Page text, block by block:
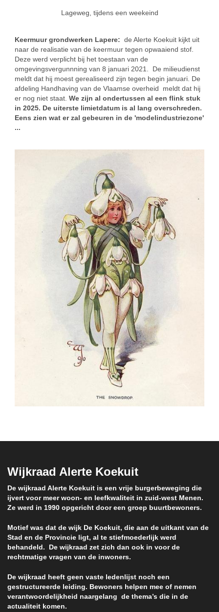
Lageweg, tijdens een weekeind
Keermuur grondwerken Lapere: de Alerte Koekuit kijkt uit
naar de realisatie van de keermuur tegen opwaaiend stof.
Deze werd verplicht bij het toestaan van de
omgevingsvergunnning van 8 januari 2021. De milieudienst
meldt dat hij moest gerealiseerd zijn tegen begin januari. De
afdeling Handhaving van de Vlaamse overheid meldt dat hij
er nog niet staat. We zijn al ondertussen al een flink stuk
in 2025. De uiterste limietdatum is al lang overschreden.
Eens zien wat er zal gebeuren in de 'modelindustriezone'
...
Wijkraad Alerte Koekuit
De wijkraad Alerte Koekuit is een vrije burgerbeweging die
ijvert voor meer woon- en leefkwaliteit in zuid-west Menen.
Ze werd in 1990 opgericht door een groep buurtbewoners.
Motief was dat de wijk De Koekuit, die aan de uitkant van de
Stad en de Provincie ligt, al te stiefmoederlijk werd
behandeld. De wijkraad zet zich dan ook in voor de
rechtmatige vragen van de inwoners.
De wijkraad heeft geen vaste ledenlijst noch een
gestructureerde leiding. Bewoners helpen mee of nemen
verantwoordelijkheid naargelang de thema’s die in de
actualiteit komen.